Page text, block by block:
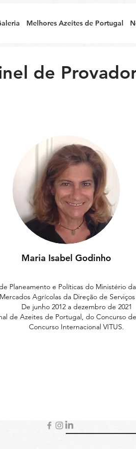
Melhores Azeites de Portugal
de
Maria Isabel Godinho
Planeamento e Políticas do Ministério
Agrícolas da Direção de
De junho 2012 a dezembro de 2021
de Azeites de Portugal, do Concurso
Concurso Internacional VITUS.